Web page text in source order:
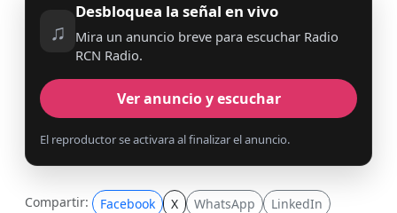
♫
Desbloquea la señal en vivo
Mira un anuncio breve para escuchar Radio
RCN Radio.
Ver anuncio y escuchar
El reproductor se activara al finalizar el anuncio.
Compartir: Facebook X WhatsApp LinkedIn